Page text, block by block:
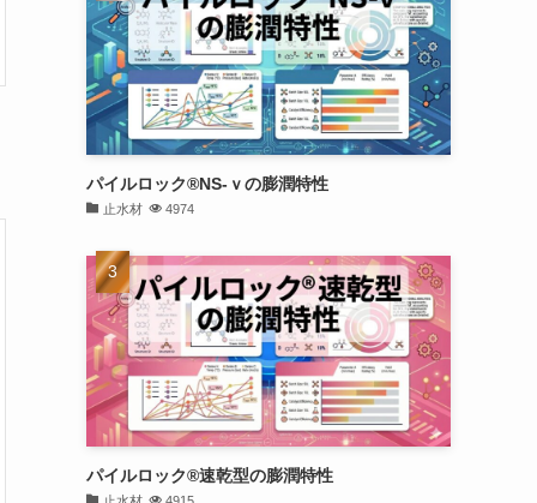
パイルロック®NS-ｖの膨潤特性
止水材 4974
パイルロック®速乾型の膨潤特性